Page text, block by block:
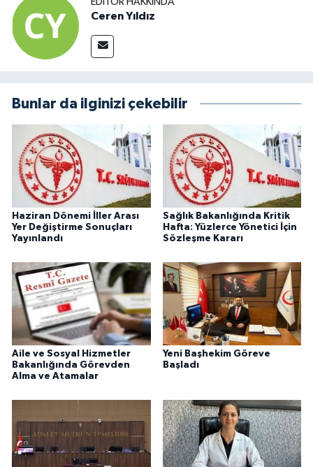
Ceren Yıldız
Bunlar da ilginizi çekebilir
Haziran Dönemi İller Arası
Yer Değiştirme Sonuçları
Yayınlandı
Sağlık Bakanlığında Kritik
Hafta: Yüzlerce Yönetici İçin
Sözleşme Kararı
Aile ve Sosyal Hizmetler
Bakanlığında Görevden
Alma ve Atamalar
Yeni Başhekim Göreve
Başladı